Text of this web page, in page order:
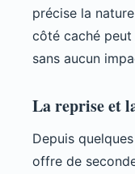
précise la
côté caché
sans aucun
La reprise et
Depuis
offre de